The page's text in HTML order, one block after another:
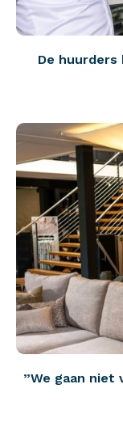
De huurders
”We gaan niet